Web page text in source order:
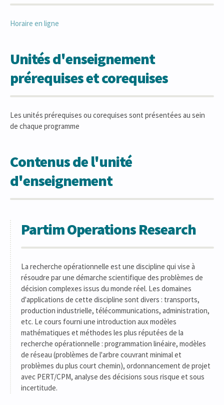
Horaire en ligne
Unités d'enseignement
prérequises et corequises
Les unités prérequises ou corequises sont présentées au sein
de chaque programme
Contenus de l'unité
d'enseignement
Partim Operations Research
La recherche opérationnelle est une discipline qui vise à
résoudre par une démarche scientifique des problèmes de
décision complexes issus du monde réel. Les domaines
d'applications de cette discipline sont divers : transports,
production industrielle, télécommunications, administration,
etc. Le cours fourni une introduction aux modèles
mathématiques et méthodes les plus réputées de la
recherche opérationnelle : programmation linéaire, modèles
de réseau (problèmes de l'arbre couvrant minimal et
problèmes du plus court chemin), ordonnancement de projet
avec PERT/CPM, analyse des décisions sous risque et sous
incertitude.